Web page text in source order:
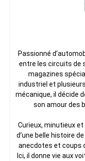
Passionné
entre les circuits de
magazines
industriel et
mécanique, il décide
son amour des
Curieux, minutieux et
d’une belle histoire
anecdotes et coups
Ici, il donne vie aux